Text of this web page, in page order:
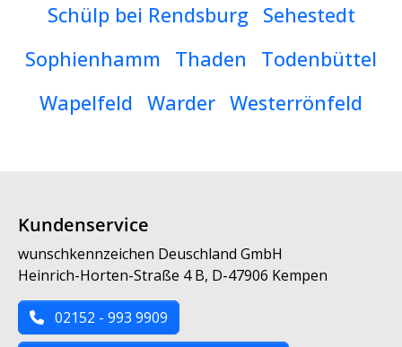
Schülp bei Rendsburg
Sehestedt
Sophienhamm
Thaden
Todenbüttel
Wapelfeld Warder Westerrönfeld
Kundenservice
wunschkennzeichen Deuschland GmbH
Heinrich-Horten-Straße 4 B, D-47906 Kempen
02152 - 993 9909